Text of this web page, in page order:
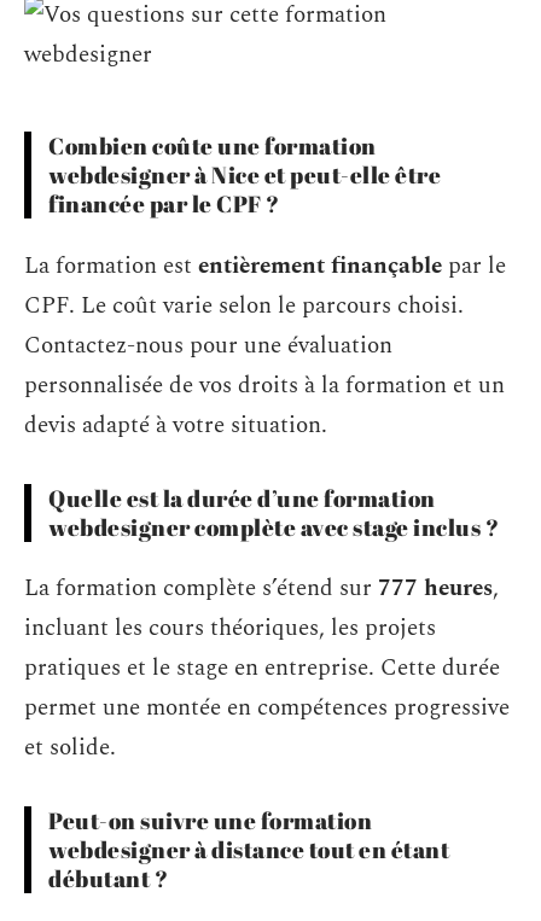
Combien coûte une formation
webdesigner à Nice et peut-elle être
financée par le CPF ?
La formation est entièrement finançable par le
CPF. Le coût varie selon le parcours choisi.
Contactez-nous pour une évaluation
personnalisée de vos droits à la formation et un
devis adapté à votre situation.
Quelle est la durée d’une formation
webdesigner complète avec stage inclus ?
La formation complète s’étend sur 777 heures,
incluant les cours théoriques, les projets
pratiques et le stage en entreprise. Cette durée
permet une montée en compétences progressive
et solide.
Peut-on suivre une formation
webdesigner à distance tout en étant
débutant ?